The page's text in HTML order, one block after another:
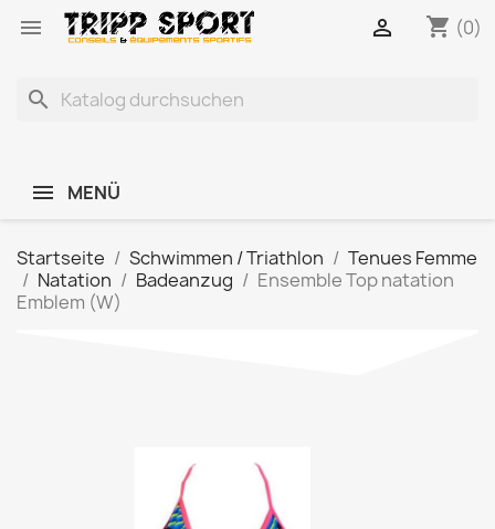
 shopping_cart (0)

search
MENÜ
Startseite Schwimmen / Triathlon
Tenues Femme
Natation
Badeanzug
Ensemble Top natation
Emblem (W)